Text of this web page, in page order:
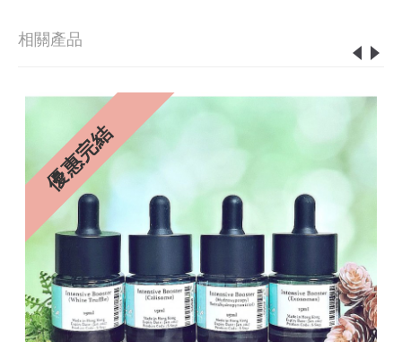
相關產品
優惠完結